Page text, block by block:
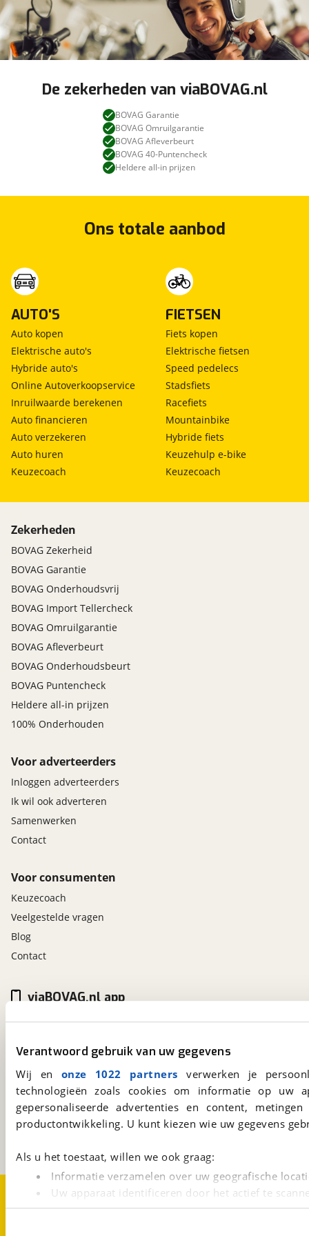
Verantwoord gebruik van uw gegevens
Wij en onze 1022 partners verwerken je
technologieën zoals cookies om informatie op
gepersonaliseerde advertenties en content,
productontwikkeling. U kunt kiezen wie uw gegevens
Als u het toestaat, willen we ook graag:
Informatie verzamelen over uw geografische
Uw apparaat identificeren door het actief te
Lees meer over hoe uw persoonlijke gegevens worden
De zekerheden van viaBOVAG.nl
BOVAG Garantie
BOVAG Omruilgarantie
BOVAG Afleverbeurt
BOVAG 40-Puntencheck
Heldere all-in prijzen
Ons totale aanbod
AUTO'S
Auto kopen
Elektrische auto's
Hybride auto's
Online Autoverkoopservice
Inruilwaarde berekenen
Auto financieren
Auto verzekeren
Auto huren
Keuzecoach
FIETSEN
Fiets kopen
Elektrische fietsen
Speed pedelecs
Stadsfiets
Racefiets
Mountainbike
Hybride fiets
Keuzehulp e-bike
Keuzecoach
Zekerheden
BOVAG Zekerheid
BOVAG Garantie
BOVAG Onderhoudsvrij
BOVAG Import Tellercheck
BOVAG Omruilgarantie
BOVAG Afleverbeurt
BOVAG Onderhoudsbeurt
BOVAG Puntencheck
Heldere all-in prijzen
100% Onderhouden
Voor adverteerders
Inloggen adverteerders
Ik wil ook adverteren
Samenwerken
Contact
Voor consumenten
Keuzecoach
Veelgestelde vragen
Blog
Contact
viaBOVAG.nl
Kosterijland
15
3981 AJ Bunnik
Een initiatief van
viaBOVAG.nl app
Altijd het meest recente aanbod bij de hand.
Over viaBOVAG.nlDisclaimer- en Privacyverklaring